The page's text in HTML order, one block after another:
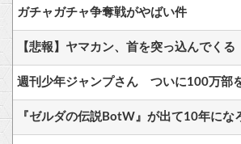
ガチャガチャ争奪戦がやばい件
週刊少年ジャンプさん ついに100万部